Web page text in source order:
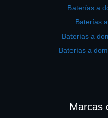
Baterías a
Baterías
Baterías a
Baterías a
Marcas